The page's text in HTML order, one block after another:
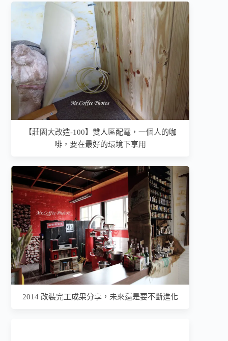
【莊園大改造-100】雙人區配電，一個人的咖
啡，要在最好的環境下享用
2014 改裝完工成果分享，未來還是要不斷進化